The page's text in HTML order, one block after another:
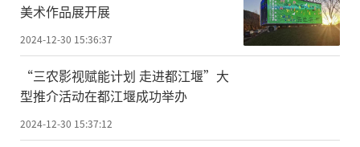
美术作品展开展
2024-12-30 15:36:37
“三农影视赋能计划 走进都江堰”大
型推介活动在都江堰成功举办
2024-12-30 15:37:12